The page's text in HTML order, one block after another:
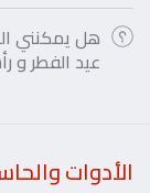
هل يمكنني
عيد الفطر و
الأدوات